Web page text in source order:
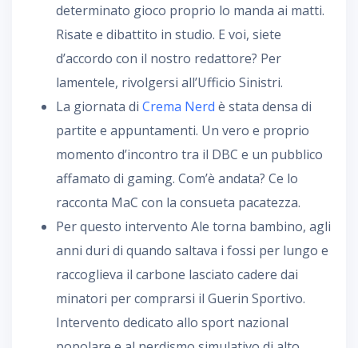
determinato gioco proprio lo manda ai matti.
Risate e dibattito in studio. E voi, siete
d’accordo con il nostro redattore? Per
lamentele, rivolgersi all’Ufficio Sinistri.
La giornata di Crema Nerd è stata densa di
partite e appuntamenti. Un vero e proprio
momento d’incontro tra il DBC e un pubblico
affamato di gaming. Com’è andata? Ce lo
racconta MaC con la consueta pacatezza.
Per questo intervento Ale torna bambino, agli
anni duri di quando saltava i fossi per lungo e
raccoglieva il carbone lasciato cadere dai
minatori per comprarsi il Guerin Sportivo.
Intervento dedicato allo sport nazional